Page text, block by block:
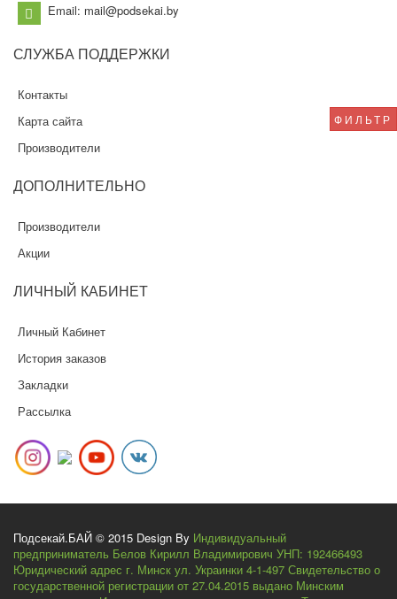
ФИЛЬТР
Email: mail@podsekai.by
СЛУЖБА ПОДДЕРЖКИ
Контакты
Карта сайта
Производители
ДОПОЛНИТЕЛЬНО
Производители
Акции
ЛИЧНЫЙ КАБИНЕТ
Личный Кабинет
История заказов
Закладки
Рассылка
Подсекай.БАЙ © 2015 Design By Индивидуальный
предприниматель Белов Кирилл Владимирович УНП: 192466493
Юридический адрес г. Минск ул. Украинки 4-1-497 Свидетельство о
государственной регистрации от 27.04.2015 выдано Минским